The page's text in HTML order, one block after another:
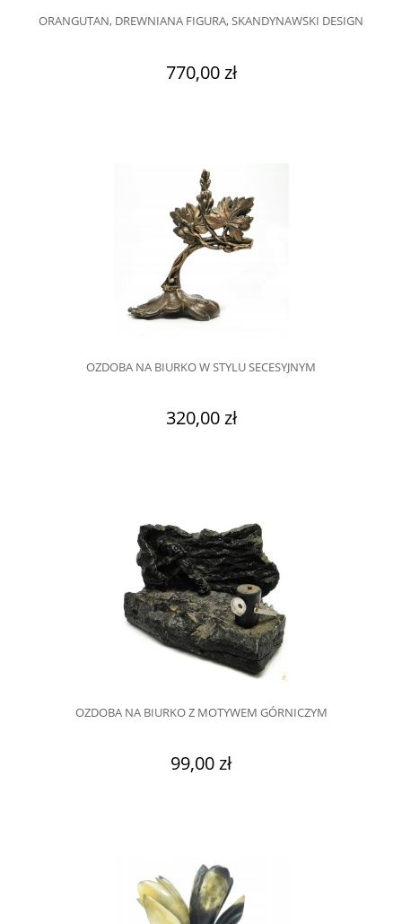
ORANGUTAN, DREWNIANA FIGURA, SKANDYNAWSKI DESIGN
770,00 zł
OZDOBA NA BIURKO W STYLU SECESYJNYM
320,00 zł
OZDOBA NA BIURKO Z MOTYWEM GÓRNICZYM
99,00 zł